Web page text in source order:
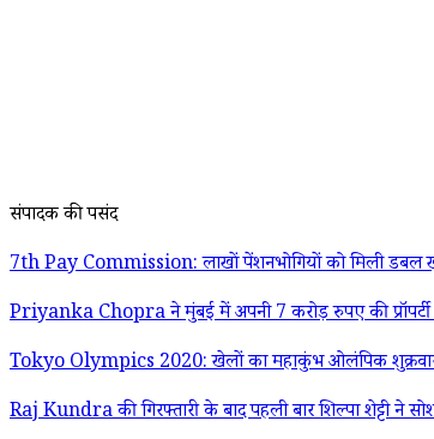
संपादक की पसंद
7th Pay Commission: लाखों पेंशनभोगियों को मिली डबल
Priyanka Chopra ने मुंबई में अपनी 7 करोड़ रुपए की
Tokyo Olympics 2020: खेलों का महाकुंभ ओलंपिक
Raj Kundra की गिरफ्तारी के बाद पहली बार शिल्पा शेट्टी ने